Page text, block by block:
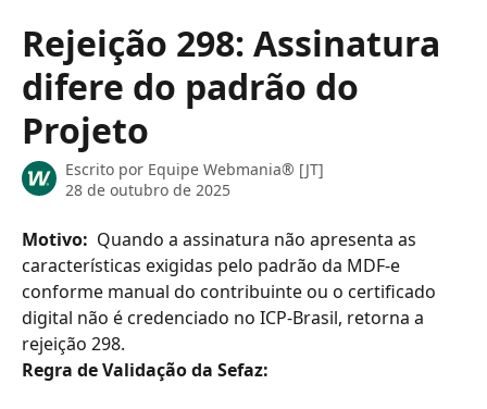
Rejeição 298: Assinatura
difere do padrão do
Projeto
Escrito por Equipe Webmania® [JT]
28 de outubro de 2025
Motivo: Quando a assinatura não apresenta as
características exigidas pelo padrão da MDF-e
conforme manual do contribuinte ou o certificado
digital não é credenciado no ICP-Brasil, retorna a
rejeição 298.
Regra de Validação da Sefaz: